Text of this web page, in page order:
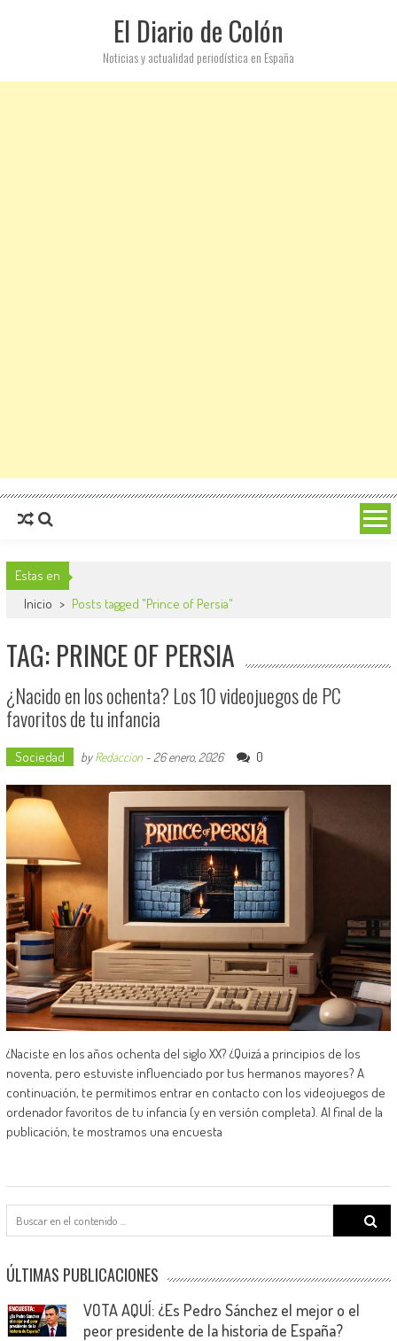
El Diario de Colón
Noticias y actualidad periodística en España
Estas en
Inicio > Posts tagged "Prince of Persia"
TAG: PRINCE OF PERSIA
¿Nacido en los ochenta? Los 10 videojuegos de PC
favoritos de tu infancia
Sociedad byRedaccion- 26 enero, 2026 0
¿Naciste en los años ochenta del siglo XX? ¿Quizá a principios de los
noventa, pero estuviste influenciado por tus hermanos mayores? A
continuación, te permitimos entrar en contacto con los videojuegos de
ordenador favoritos de tu infancia (y en versión completa). Al final de la
publicación, te mostramos una encuesta
Search
ÚLTIMAS PUBLICACIONES
VOTA AQUÍ: ¿Es Pedro Sánchez el mejor o el
peor presidente de la historia de España?